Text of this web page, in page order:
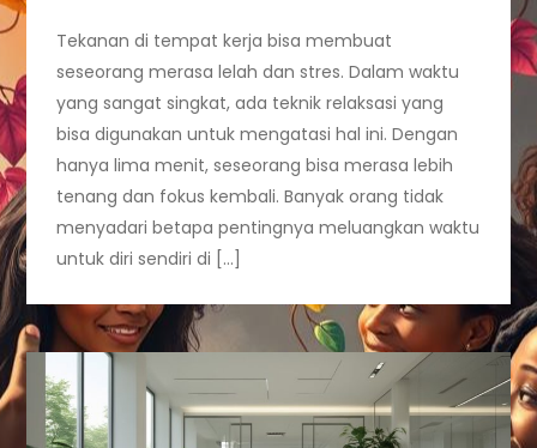
Tekanan di tempat kerja bisa membuat
seseorang merasa lelah dan stres. Dalam waktu
yang sangat singkat, ada teknik relaksasi yang
bisa digunakan untuk mengatasi hal ini. Dengan
hanya lima menit, seseorang bisa merasa lebih
tenang dan fokus kembali. Banyak orang tidak
menyadari betapa pentingnya meluangkan waktu
untuk diri sendiri di […]